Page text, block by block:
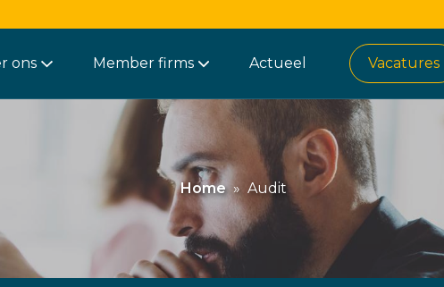
ons Member firms Actueel Vacatures
Home » Audit